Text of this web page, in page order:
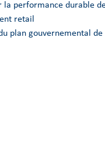
performance durable
retail
plan gouvernemental